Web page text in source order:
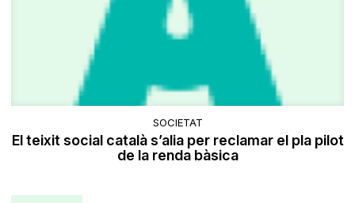
SOCIETAT
El teixit social català s’alia per reclamar el pla pilot
de la renda bàsica